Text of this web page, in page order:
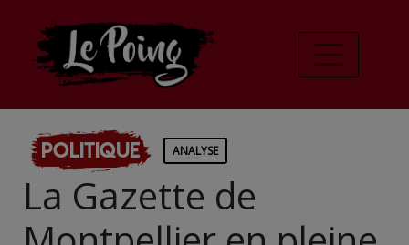
Politique ANALYSE
La Gazette de